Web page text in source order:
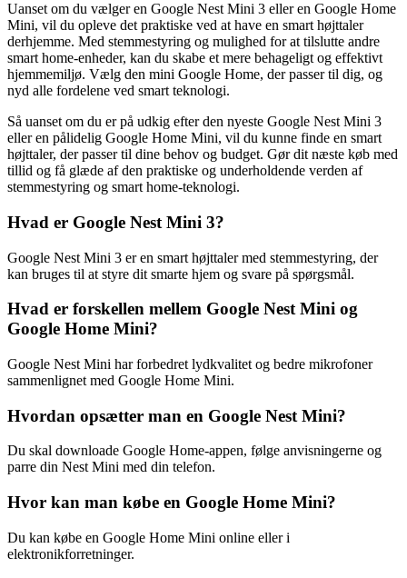
Uanset om du vælger en Google Nest Mini 3 eller en Google Home
Mini, vil du opleve det praktiske ved at have en smart højttaler
derhjemme. Med stemmestyring og mulighed for at tilslutte andre
smart home-enheder, kan du skabe et mere behageligt og effektivt
hjemmemiljø. Vælg den mini Google Home, der passer til dig, og
nyd alle fordelene ved smart teknologi.
Så uanset om du er på udkig efter den nyeste Google Nest Mini 3
eller en pålidelig Google Home Mini, vil du kunne finde en smart
højttaler, der passer til dine behov og budget. Gør dit næste køb med
tillid og få glæde af den praktiske og underholdende verden af
stemmestyring og smart home-teknologi.
Hvad er Google Nest Mini 3?
Google Nest Mini 3 er en smart højttaler med stemmestyring, der
kan bruges til at styre dit smarte hjem og svare på spørgsmål.
Hvad er forskellen mellem Google Nest Mini og
Google Home Mini?
Google Nest Mini har forbedret lydkvalitet og bedre mikrofoner
sammenlignet med Google Home Mini.
Hvordan opsætter man en Google Nest Mini?
Du skal downloade Google Home-appen, følge anvisningerne og
parre din Nest Mini med din telefon.
Hvor kan man købe en Google Home Mini?
Du kan købe en Google Home Mini online eller i
elektronikforretninger.